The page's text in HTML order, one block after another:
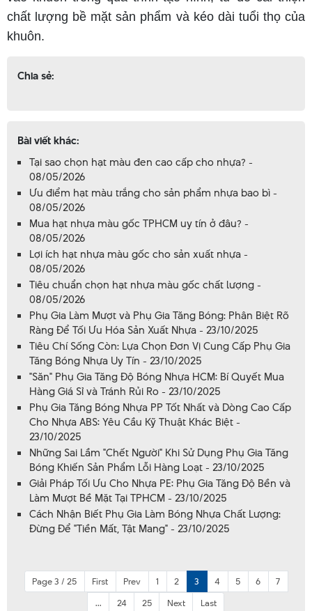
chất lượng bề mặt sản phẩm và kéo dài tuổi thọ của
khuôn.
Chia sẻ:
Bài viết khác:
Tại sao chọn hạt màu đen cao cấp cho nhựa? -
08/05/2026
Ưu điểm hạt màu trắng cho sản phẩm nhựa bao bì -
08/05/2026
Mua hạt nhựa màu gốc TPHCM uy tín ở đâu? -
08/05/2026
Lợi ích hạt nhựa màu gốc cho sản xuất nhựa -
08/05/2026
Tiêu chuẩn chọn hạt nhựa màu gốc chất lượng -
08/05/2026
Phụ Gia Làm Mượt và Phụ Gia Tăng Bóng: Phân Biệt Rõ
Ràng Để Tối Ưu Hóa Sản Xuất Nhựa - 23/10/2025
Tiêu Chí Sống Còn: Lựa Chọn Đơn Vị Cung Cấp Phụ Gia
Tăng Bóng Nhựa Uy Tín - 23/10/2025
"Săn" Phụ Gia Tăng Độ Bóng Nhựa HCM: Bí Quyết Mua
Hàng Giá Sỉ và Tránh Rủi Ro - 23/10/2025
Phụ Gia Tăng Bóng Nhựa PP Tốt Nhất và Dòng Cao Cấp
Cho Nhựa ABS: Yêu Cầu Kỹ Thuật Khác Biệt -
23/10/2025
Những Sai Lầm "Chết Người" Khi Sử Dụng Phụ Gia Tăng
Bóng Khiến Sản Phẩm Lỗi Hàng Loạt - 23/10/2025
Giải Pháp Tối Ưu Cho Nhựa PE: Phụ Gia Tăng Độ Bền và
Làm Mượt Bề Mặt Tại TPHCM - 23/10/2025
Cách Nhận Biết Phụ Gia Làm Bóng Nhựa Chất Lượng:
Đừng Để "Tiền Mất, Tật Mang" - 23/10/2025
Page 3 / 25 First Prev 1 2 3 4 5 6
7
...
24 25 Next Last